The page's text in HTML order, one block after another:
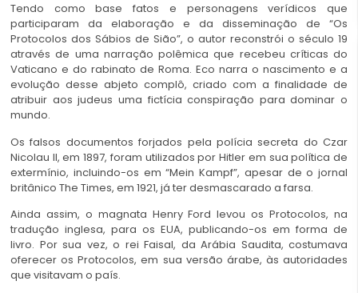
Tendo como base fatos e personagens verídicos que
participaram da elaboração e da disseminação de “Os
Protocolos dos Sábios de Sião”, o autor reconstrói o século 19
através de uma narração polêmica que recebeu críticas do
Vaticano e do rabinato de Roma. Eco narra o nascimento e a
evolução desse abjeto complô, criado com a finalidade de
atribuir aos judeus uma fictícia conspiração para dominar o
mundo.
Os falsos documentos forjados pela polícia secreta do Czar
Nicolau II, em 1897, foram utilizados por Hitler em sua política de
extermínio, incluindo-os em “Mein Kampf”, apesar de o jornal
britânico The Times, em 1921, já ter desmascarado a farsa.
Ainda assim, o magnata Henry Ford levou os Protocolos, na
tradução inglesa, para os EUA, publicando-os em forma de
livro. Por sua vez, o rei Faisal, da Arábia Saudita, costumava
oferecer os Protocolos, em sua versão árabe, às autoridades
que visitavam o país.